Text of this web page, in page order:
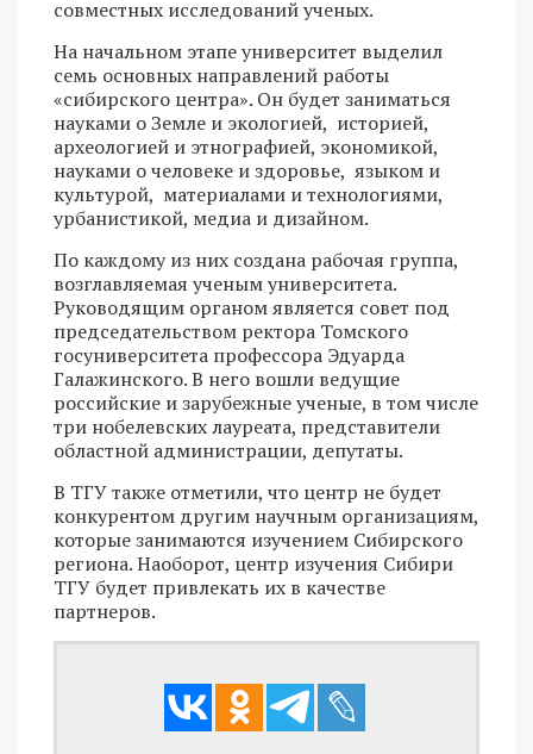
совместных исследований ученых.
На начальном этапе университет выделил
семь основных направлений работы
«сибирского центра». Он будет заниматься
науками о Земле и экологией, историей,
археологией и этнографией, экономикой,
науками о человеке и здоровье, языком и
культурой, материалами и технологиями,
урбанистикой, медиа и дизайном.
По каждому из них создана рабочая группа,
возглавляемая ученым университета.
Руководящим органом является совет под
председательством ректора Томского
госуниверситета профессора Эдуарда
Галажинского. В него вошли ведущие
российские и зарубежные ученые, в том числе
три нобелевских лауреата, представители
областной администрации, депутаты.
В ТГУ также отметили, что центр не будет
конкурентом другим научным организациям,
которые занимаются изучением Сибирского
региона. Наоборот, центр изучения Сибири
ТГУ будет привлекать их в качестве
партнеров.